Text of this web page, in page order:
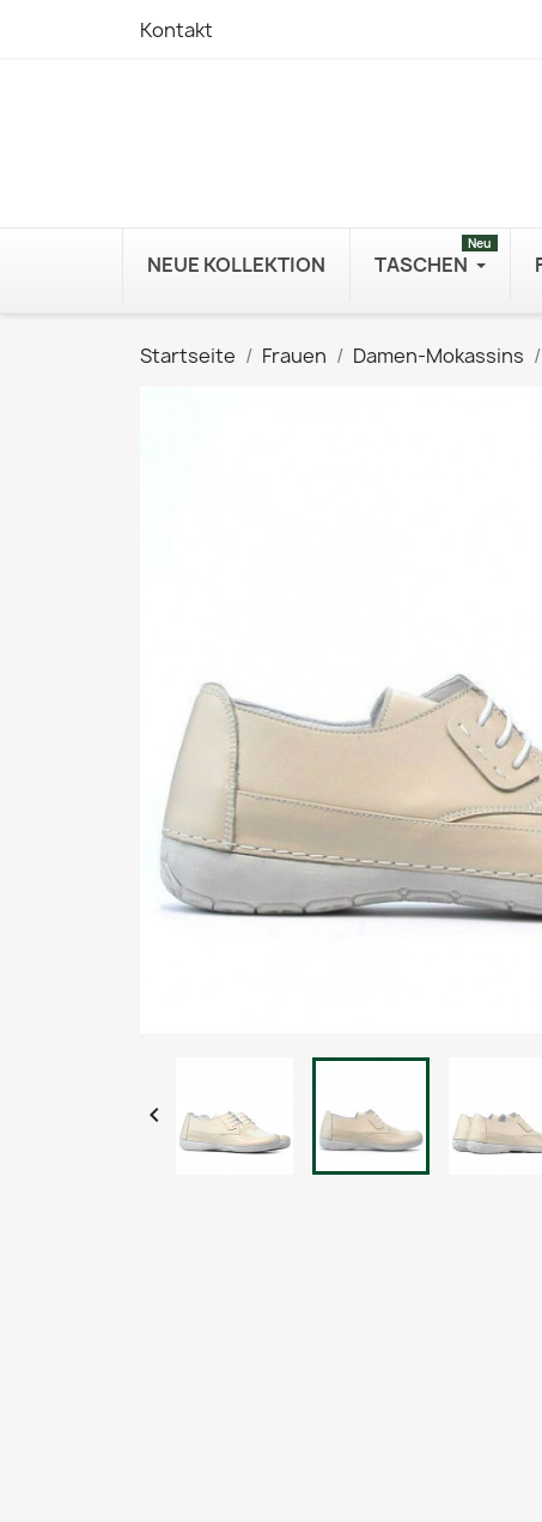
Kontakt
NEUE KOLLEKTION TASCHEN
Neu
Startseite Frauen Damen-Mokassins
